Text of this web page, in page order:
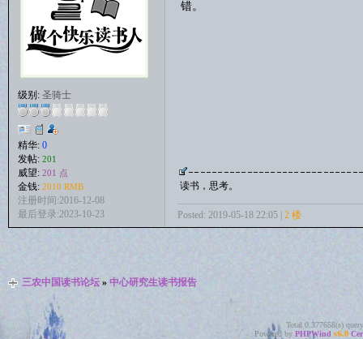
级别: 圣骑士
精华: 0
发帖: 201
威望: 201 点
金钱: 2010 RMB
注册时间:2016-12-08
最后登录:2023-10-23
错。
读书，思考。
Posted: 2019-05-18 22:05 | 2 楼
三农中国读书论坛» 中心研究生读书报告
Total 0.377658(s)
Powered by PHPWind v6.0